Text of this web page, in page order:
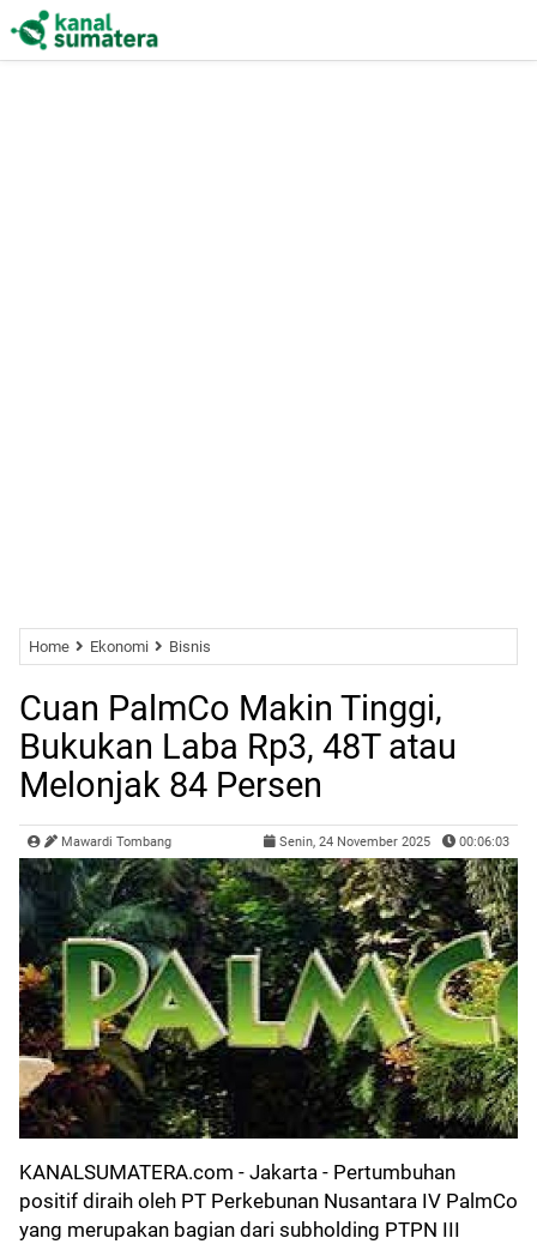
Home Ekonomi Bisnis
Cuan PalmCo Makin Tinggi,
Bukukan Laba Rp3, 48T atau
Melonjak 84 Persen
Mawardi Tombang Senin, 24 November 2025 00:06:03
KANALSUMATERA.com - Jakarta - Pertumbuhan
positif diraih oleh PT Perkebunan Nusantara IV PalmCo
yang merupakan bagian dari subholding PTPN III